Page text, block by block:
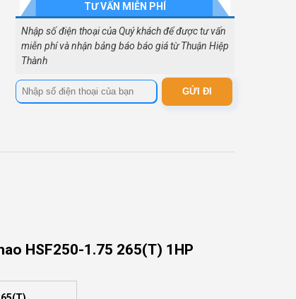
TƯ VẤN MIỄN PHÍ
Nhập số điện thoại của Quý khách để được tư vấn
miễn phí và nhận bảng báo báo giá từ Thuận Hiệp
Thành
HSF250-1.75 265(T) 1HP